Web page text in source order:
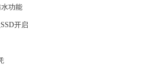
功能
开启